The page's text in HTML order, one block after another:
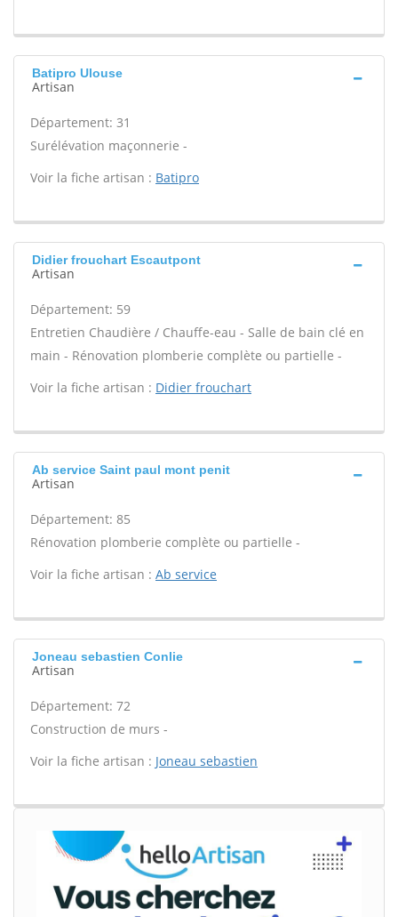
Batipro Ulouse
Artisan
Département: 31
Surélévation maçonnerie -
Voir la fiche artisan : Batipro
Didier frouchart Escautpont
Artisan
Département: 59
Entretien Chaudière / Chauffe-eau - Salle de bain clé en
main - Rénovation plomberie complète ou partielle -
Voir la fiche artisan : Didier frouchart
Ab service Saint paul mont penit
Artisan
Département: 85
Rénovation plomberie complète ou partielle -
Voir la fiche artisan : Ab service
Joneau sebastien Conlie
Artisan
Département: 72
Construction de murs -
Voir la fiche artisan : Joneau sebastien